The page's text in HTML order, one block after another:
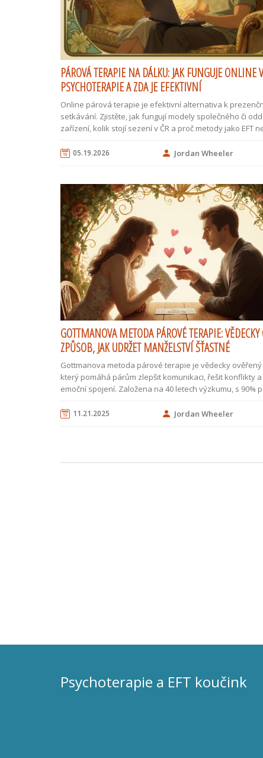
PÁROVÁ TERAPIE NA DÁLKU: JAK FUNGUJE ONLINE
PSYCHOTERAPIE A ZDA JE EFEKTIVNÍ
Online párová terapie je efektivní alternativa k
setkávání. Zjistěte, jak fungují modely společného či
zařízení, kolik stojí sezení v ČR a proč metody jako EFT
05.19.2026 Jordan Wheeler
GOTTMANOVA METODA PÁROVÉ TERAPIE: VĚDECKY
ZPŮSOB, JAK UDRŽET MANŽELSTVÍ ŠŤASTNÉ
Gottmanova metoda párové terapie je vědecky
který pomáhá párům zlepšit komunikaci, řešit konflikty
emoční spojení. Založena na 40 letech výzkumu, s 90%
11.21.2025 Jordan Wheeler
Psychoterapie a EFT koučink